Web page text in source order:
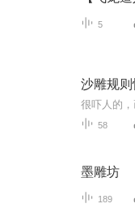
5
沙雕规
58
墨雕坊
189